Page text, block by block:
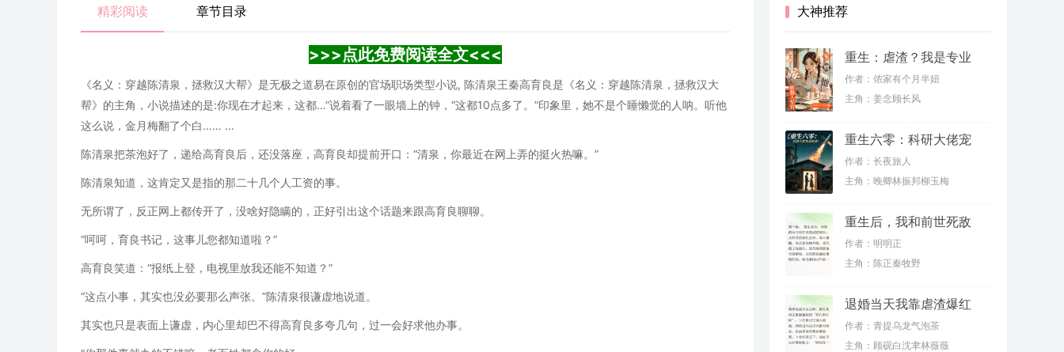
精彩阅读 章节目录
>>>点此免费阅读全文<<<
《名义：穿越陈清泉，拯救汉大帮》是无极之道易在原创的官场职场类型小说, 陈清泉王秦高育良是《名义：穿越陈清泉，拯救汉大
帮》的主角，小说描述的是:你现在才起来，这都…”说着看了一眼墙上的钟，“这都10点多了。”印象里，她不是个睡懒觉的人呐。听他
这么说，金月梅翻了个白…… ...
陈清泉把茶泡好了，递给高育良后，还没落座，高育良却提前开口：“清泉，你最近在网上弄的挺火热嘛。”
陈清泉知道，这肯定又是指的那二十几个人工资的事。
无所谓了，反正网上都传开了，没啥好隐瞒的，正好引出这个话题来跟高育良聊聊。
“呵呵，育良书记，这事儿您都知道啦？”
高育良笑道：“报纸上登，电视里放我还能不知道？”
“这点小事，其实也没必要那么声张。”陈清泉很谦虚地说道。
其实也只是表面上谦虚，内心里却巴不得高育良多夸几句，过一会好求他办事。
大神推荐
重生：虐渣？我是专业
的
作者：侬家有个月半妞
主角：姜念顾长风
重生六零：科研大佬宠
妻虐渣
作者：长夜旅人
主角：晚卿林振邦柳玉梅
重生后，我和前世死敌
联手虐渣
作者：明明正
主角：陈正秦牧野
退婚当天我靠虐渣爆红
了
作者：青提乌龙气泡茶
主角：顾砚白沈聿林薇薇